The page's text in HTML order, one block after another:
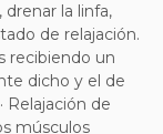
la linfa,
de relajación.
recibiendo un
dicho y el de
Relajación de
músculos